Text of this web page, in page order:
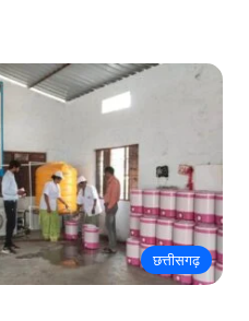
छत्तीसगढ़